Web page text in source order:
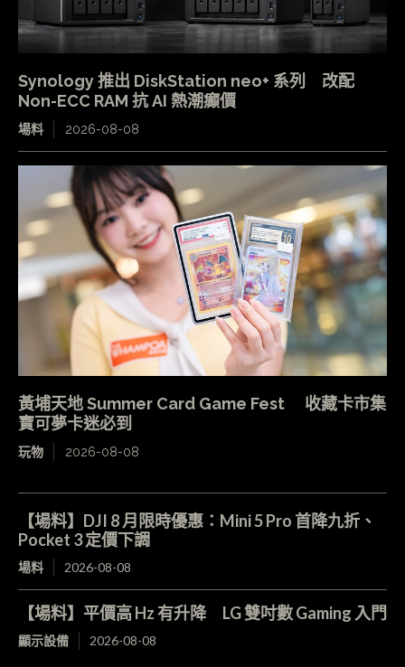
Synology 推出 DiskStation neo+ 系列 改配
Non-ECC RAM 抗 AI 熱潮癲價
場料 2026-08-08
黃埔天地 Summer Card Game Fest 收藏卡市集
寶可夢卡迷必到
玩物 2026-08-08
【場料】DJI 8 月限時優惠：Mini 5 Pro 首降九折、
Pocket 3 定價下調
場料 2026-08-08
【場料】平價高 Hz 有升降 LG 雙吋數 Gaming 入門
顯示設備 2026-08-08